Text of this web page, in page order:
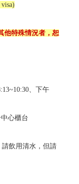
他特殊情況者，恕
、下午
心櫃台
請飲用清水，但請